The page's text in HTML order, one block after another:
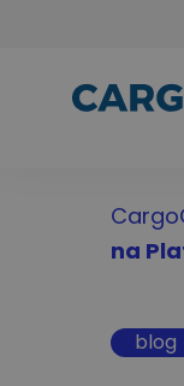
na
blog